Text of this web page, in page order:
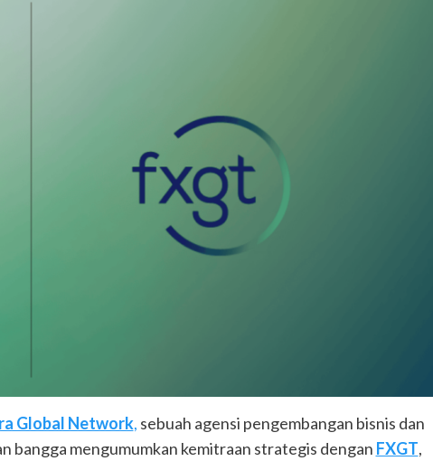
Global Network, sebuah agensi pengembangan bisnis dan
bangga mengumumkan kemitraan strategis dengan FXGT,